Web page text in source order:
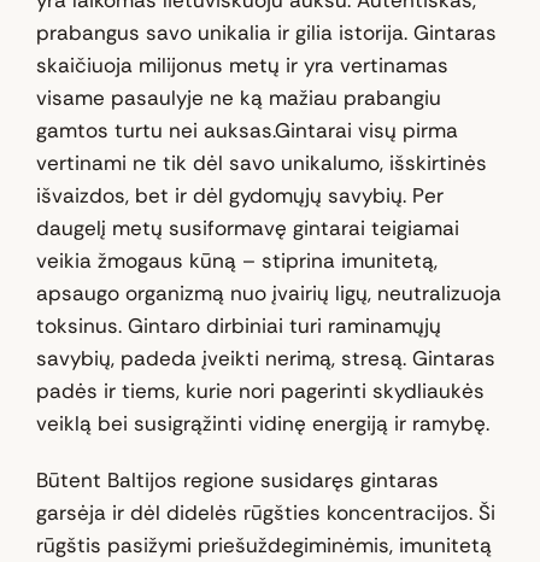
prabangus savo unikalia ir gilia istorija. Gintaras
skaičiuoja milijonus metų ir yra vertinamas
visame pasaulyje ne ką mažiau prabangiu
gamtos turtu nei auksas.Gintarai visų pirma
vertinami ne tik dėl savo unikalumo, išskirtinės
išvaizdos, bet ir dėl gydomųjų savybių. Per
daugelį metų susiformavę gintarai teigiamai
veikia žmogaus kūną – stiprina imunitetą,
apsaugo organizmą nuo įvairių ligų, neutralizuoja
toksinus. Gintaro dirbiniai turi raminamųjų
savybių, padeda įveikti nerimą, stresą. Gintaras
padės ir tiems, kurie nori pagerinti skydliaukės
veiklą bei susigrąžinti vidinę energiją ir ramybę.
Būtent Baltijos regione susidaręs gintaras
garsėja ir dėl didelės rūgšties koncentracijos. Ši
rūgštis pasižymi priešuždegiminėmis, imunitetą